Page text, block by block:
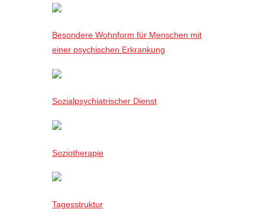
Besondere Wohnform für Menschen mit
einer psychischen Erkrankung
Sozialpsychiatrischer Dienst
Soziotherapie
Tagesstruktur